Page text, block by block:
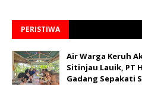
PERISTIWA
Air Warga Keruh
Sitinjau Lauik, PT
Gadang Sepakati